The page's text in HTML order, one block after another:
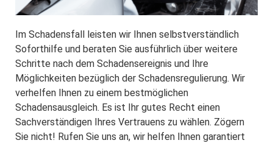
Im Schadensfall leisten wir Ihnen selbstverständlich
Soforthilfe und beraten Sie ausführlich über weitere
Schritte nach dem Schadensereignis und Ihre
Möglichkeiten bezüglich der Schadensregulierung. Wir
verhelfen Ihnen zu einem bestmöglichen
Schadensausgleich. Es ist Ihr gutes Recht einen
Sachverständigen Ihres Vertrauens zu wählen. Zögern
Sie nicht! Rufen Sie uns an, wir helfen Ihnen garantiert